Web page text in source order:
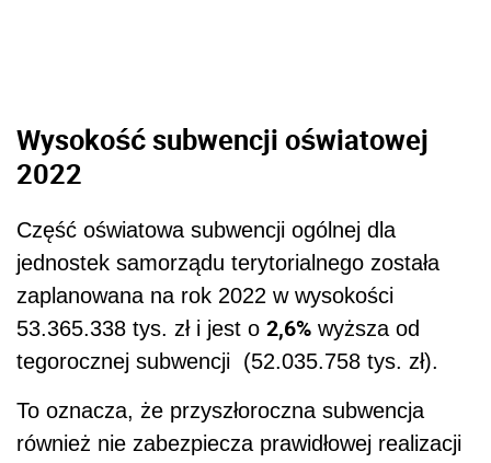
Wysokość subwencji oświatowej
2022
Część oświatowa subwencji ogólnej dla
jednostek samorządu terytorialnego została
zaplanowana na rok 2022 w wysokości
53.365.338 tys. zł i jest o 2,6% wyższa od
tegorocznej subwencji (52.035.758 tys. zł).
To oznacza, że przyszłoroczna subwencja
również nie zabezpiecza prawidłowej realizacji